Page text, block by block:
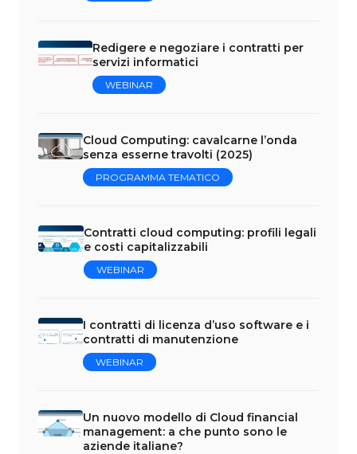
Redigere e negoziare i contratti per
servizi informatici
WEBINAR
Cloud Computing: cavalcarne l’onda
senza esserne travolti (2025)
PROGRAMMA TEMATICO
Contratti cloud computing: profili legali
e costi capitalizzabili
WEBINAR
I contratti di licenza d’uso software e i
contratti di manutenzione
WEBINAR
Un nuovo modello di Cloud financial
management: a che punto sono le
aziende italiane?